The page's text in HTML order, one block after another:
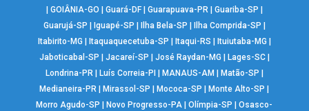
GOIÂNIA-GO Guará-DF| Guarapuava-PR| Guariba-SP
Guarujá-SP
Iguapé-SP Ilha Bela-SP Ilha Comprida-SP
Itabirito-MG
Itaquaquecetuba-SP Itaqui-RS Ituiutaba-MG
Jaboticabal-SP
Jacareí-SP José Raydan-MG Lages-SC|
Londrina-PR| Luís Correia-PI MANAUS-AM Matão-SP
Medianeira-PR
Mirassol-SP Mococa-SP Monte Alto-SP
Morro Agudo-SP
Novo Progresso-PA |Olímpia-SP |Osasco-